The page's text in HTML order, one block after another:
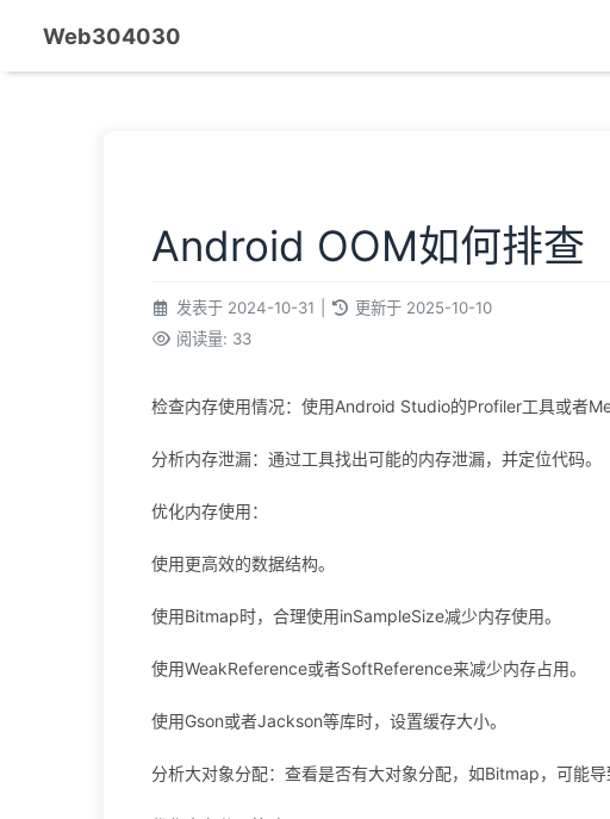
Web304030
Android OOM如何排查
发表于 2024-10-31 更新于 2025-10-10
阅读量: 33
检查内存使用情况：使用Android Studio的Profiler工具或者
分析内存泄漏：通过工具找出可能的内存泄漏，并定位代码。
优化内存使用：
使用更高效的数据结构。
使用Bitmap时，合理使用inSampleSize减少内存使用。
使用WeakReference或者SoftReference来减少内存占用。
使用Gson或者Jackson等库时，设置缓存大小。
分析大对象分配：查看是否有大对象分配，如Bitmap，可能导